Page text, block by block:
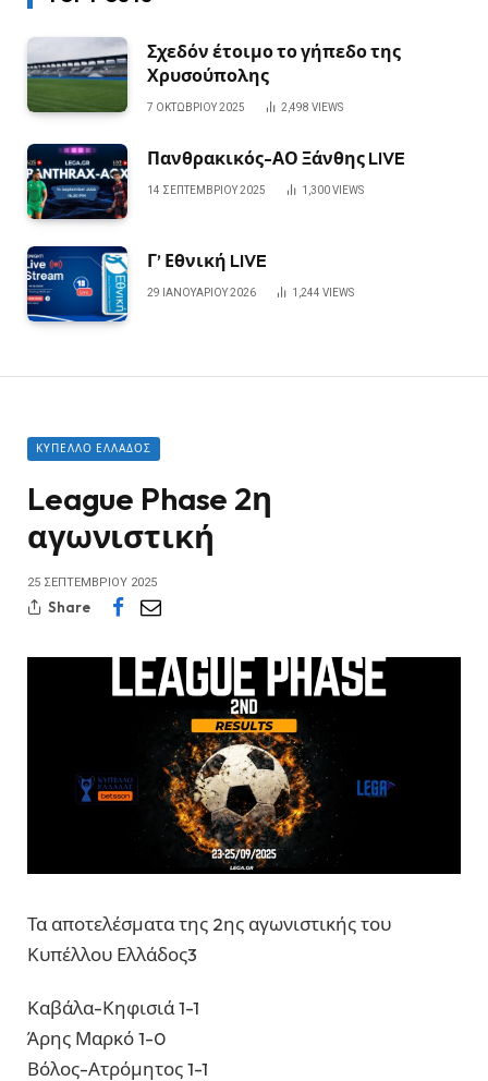
Σχεδόν έτοιμο το γήπεδο της
Χρυσούπολης
7 ΟΚΤΩΒΡΊΟΥ 2025 2,498 VIEWS
Πανθρακικός-ΑΟ Ξάνθης LIVE
14 ΣΕΠΤΕΜΒΡΊΟΥ 2025 1,300VIEWS
Γ’ Εθνική LIVE
29 ΙΑΝΟΥΑΡΊΟΥ 2026 1,244 VIEWS
ΚΎΠΕΛΛΟ ΕΛΛΆΔΟΣ
League Phase 2η
αγωνιστική
25 ΣΕΠΤΕΜΒΡΊΟΥ 2025
Share
Τα αποτελέσματα της 2ης αγωνιστικής του
Κυπέλλου Ελλάδος3
Καβάλα-Κηφισιά 1-1
Άρης Μαρκό 1-0
Βόλος-Ατρόμητος 1-1